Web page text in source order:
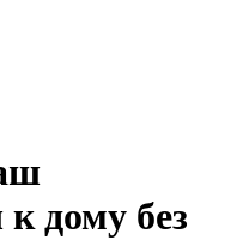
дому без